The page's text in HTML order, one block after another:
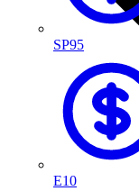
SP95
E10